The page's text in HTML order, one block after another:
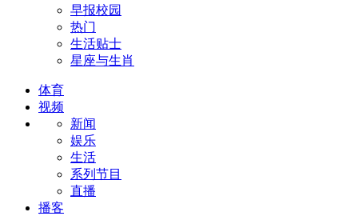
早报校园
热门
生活贴士
星座与生肖
体育
视频
新闻
娱乐
生活
系列节目
直播
播客